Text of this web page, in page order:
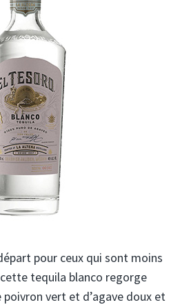
pour ceux qui sont moins
tequila blanco regorge
poivron vert et d’agave doux et